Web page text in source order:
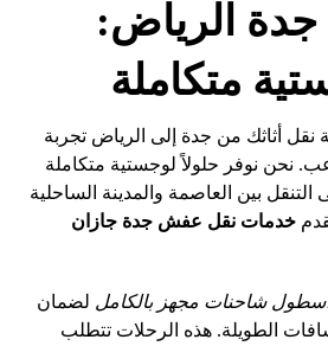
الرياض:
متكاملة
أثاثك من جدة إلى الرياض تجربة
نحن نوفر حلولاً لوجستية متكاملة
التنقل بين العاصمة والمدينة الساحلية
خدمات نقل عفش جدة جازان
شاحنات مجهز بالكامل لضمان
الطويلة. هذه الرحلات تتطلب